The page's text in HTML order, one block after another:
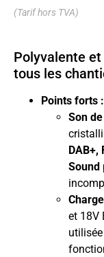
(Tarif hors TVA)
Polyvalente
tous les
Points forts :
Son
Sound
et 18V